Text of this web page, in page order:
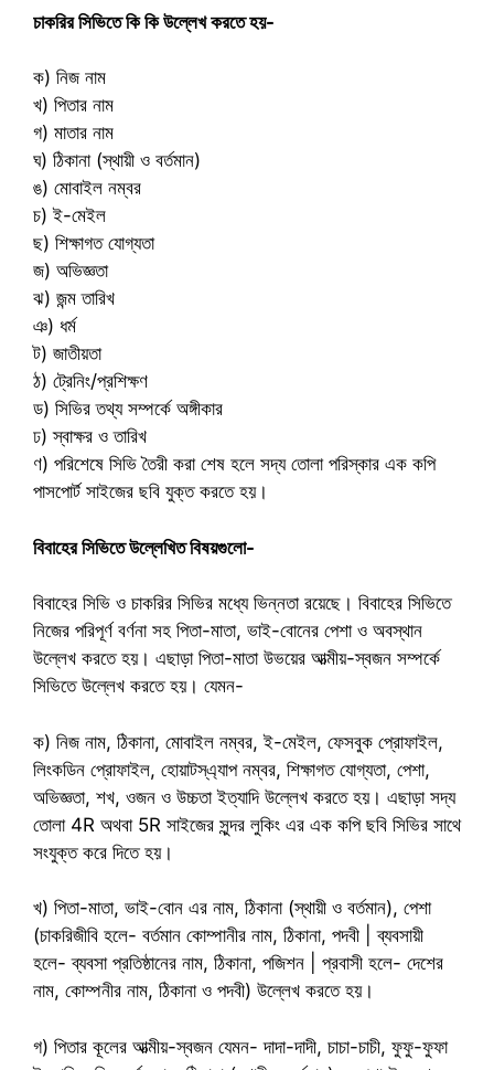
চাকরির সিভিতে কি কি উল্লেখ করতে হয়-
ক) নিজ নাম
খ) পিতার নাম
গ) মাতার নাম
ঘ) ঠিকানা (স্থায়ী ও বর্তমান)
ঙ) মোবাইল নম্বর
চ) ই-মেইল
ছ) শিক্ষাগত যোগ্যতা
জ) অভিজ্ঞতা
ঝ) জন্ম তারিখ
ঞ) ধর্ম
ট) জাতীয়তা
ঠ) ট্রেনিং/প্রশিক্ষণ
ড) সিভির তথ্য সম্পর্কে অঙ্গীকার
ঢ) স্বাক্ষর ও তারিখ
ণ) পরিশেষে সিভি তৈরী করা শেষ হলে সদ্য তোলা পরিস্কার এক কপি
পাসপোর্ট সাইজের ছবি যুক্ত করতে হয়।
বিবাহের সিভিতে উল্লেখিত বিষয়গুলো-
বিবাহের সিভি ও চাকরির সিভির মধ্যে ভিন্নতা রয়েছে। বিবাহের সিভিতে
নিজের পরিপূর্ণ বর্ণনা সহ পিতা-মাতা, ভাই-বোনের পেশা ও অবস্থান
উল্লেখ করতে হয়। এছাড়া পিতা-মাতা উভয়ের আত্মীয়-স্বজন সম্পর্কে
সিভিতে উল্লেখ করতে হয়। যেমন-
ক) নিজ নাম, ঠিকানা, মোবাইল নম্বর, ই-মেইল, ফেসবুক প্রোফাইল,
লিংকডিন প্রোফাইল, হোয়াটস্এ্যাপ নম্বর, শিক্ষাগত যোগ্যতা, পেশা,
অভিজ্ঞতা, শখ, ওজন ও উচ্চতা ইত্যাদি উল্লেখ করতে হয়। এছাড়া সদ্য
তোলা 4R অথবা 5R সাইজের সুন্দর লুকিং এর এক কপি ছবি সিভির সাথে
সংযুক্ত করে দিতে হয়।
খ) পিতা-মাতা, ভাই-বোন এর নাম, ঠিকানা (স্থায়ী ও বর্তমান), পেশা
(চাকরিজীবি হলে- বর্তমান কোম্পানীর নাম, ঠিকানা, পদবী | ব্যবসায়ী
হলে- ব্যবসা প্রতিষ্ঠানের নাম, ঠিকানা, পজিশন | প্রবাসী হলে- দেশের
নাম, কোম্পনীর নাম, ঠিকানা ও পদবী) উল্লেখ করতে হয়।
গ) পিতার কূলের আত্মীয়-স্বজন যেমন- দাদা-দাদী, চাচা-চাচী, ফুফু-ফুফা